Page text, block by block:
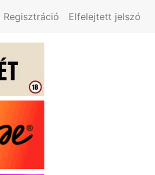
Regisztráció Elfelejtett jelszó